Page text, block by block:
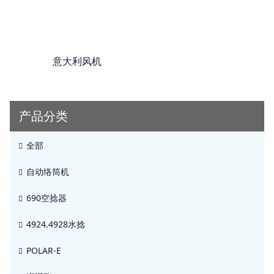
意大利风机
产品分类
全部
自动络筒机
690空捻器
4924.4928水捻
POLAR-E